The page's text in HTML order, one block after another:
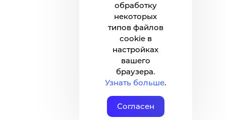
обработку
некоторых
типов файлов
cookie в
настройках
вашего
браузера.
Узнать больше.
Согласен